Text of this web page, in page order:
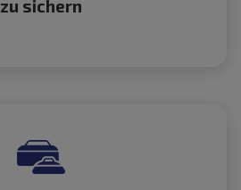
zu sichern